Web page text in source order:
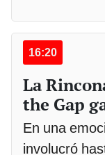
16:20
La
the Gap
En una
involucró